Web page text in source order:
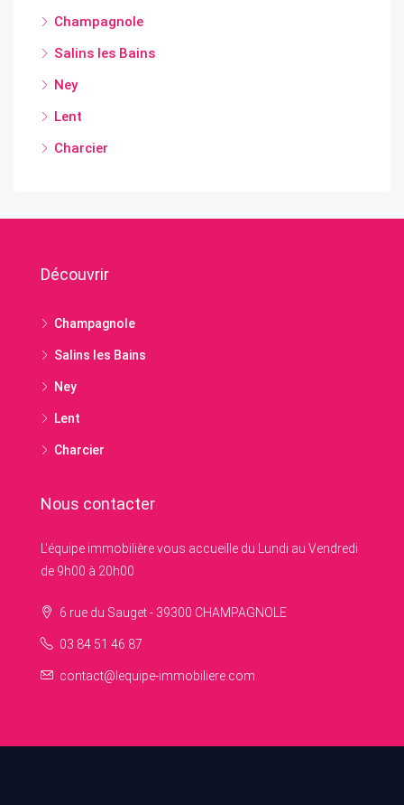
Champagnole
Salins les Bains
Ney
Lent
Charcier
Découvrir
Champagnole
Salins les Bains
Ney
Lent
Charcier
Nous contacter
L'équipe immobilière vous accueille du Lundi au Vendredi
de 9h00 à 20h00
6 rue du Sauget - 39300 CHAMPAGNOLE
03 84 51 46 87
contact@lequipe-immobiliere.com